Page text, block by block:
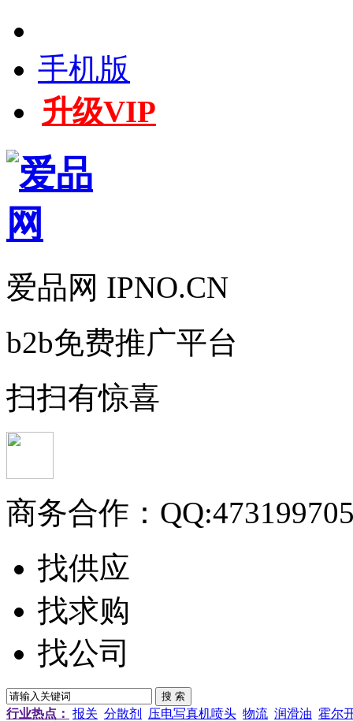
手机版
升级VIP
爱品网 IPNO.CN
b2b免费推广平台
扫扫有惊喜
商务合作：
找供应
找求购
找公司
行业热点： 报关 分散剂 压电写真机喷头 物流 润滑油 霍尔